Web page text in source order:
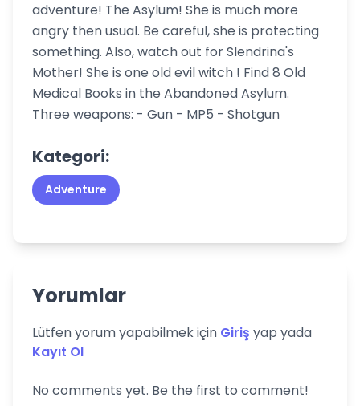
adventure! The Asylum! She is much more
angry then usual. Be careful, she is protecting
something. Also, watch out for Slendrina's
Mother! She is one old evil witch ! Find 8 Old
Medical Books in the Abandoned Asylum.
Three weapons: - Gun - MP5 - Shotgun
Kategori:
Adventure
Yorumlar
Lütfen yorum yapabilmek için Giriş yap yada
Kayıt Ol
No comments yet. Be the first to comment!